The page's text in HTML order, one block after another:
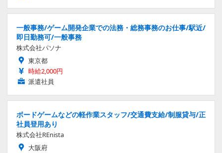
一般事務/ゲーム開発企業での法務・総務事務のお仕事/駅近/
即日勤務可/一般事務
株式会社パソナ
東京都
時給2,000円
派遣社員
ボードゲームなどの軽作業スタッフ/交通費支給/制服貸与/正
社員登用あり
株式会社REnista
大阪府